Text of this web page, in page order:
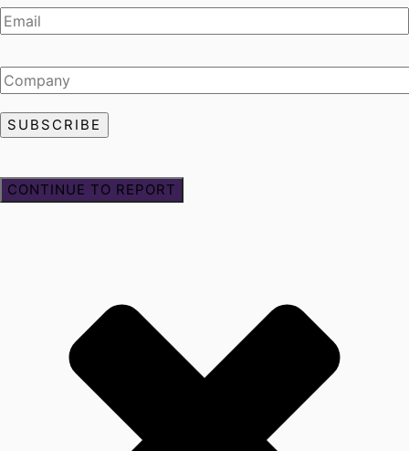
CONTINUE TO REPORT